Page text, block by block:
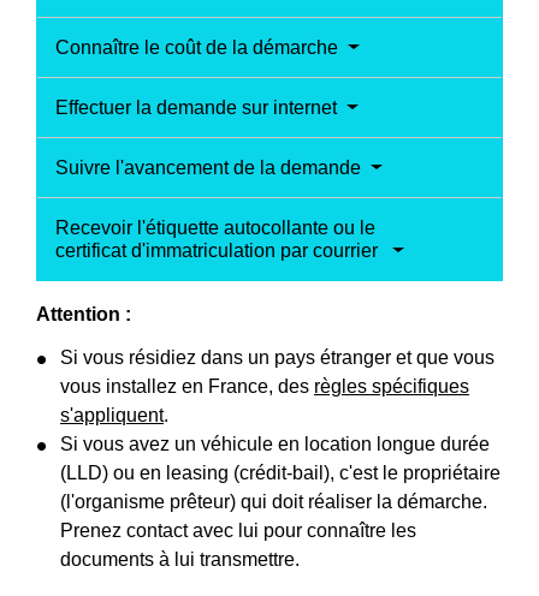
Connaître le coût de la démarche
Effectuer la demande sur internet
Suivre l'avancement de la demande
Recevoir l'étiquette autocollante ou le
certificat d'immatriculation par courrier
Attention :
Si vous résidiez dans un pays étranger et que vous
vous installez en France, des règles spécifiques
s'appliquent.
Si vous avez un véhicule en location longue durée
(LLD) ou en leasing (crédit-bail), c'est le propriétaire
(l'organisme prêteur) qui doit réaliser la démarche.
Prenez contact avec lui pour connaître les
documents à lui transmettre.